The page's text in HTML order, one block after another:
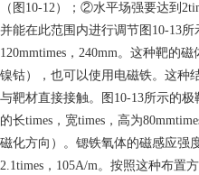
（图10-12）；②水平场强要达到
并能在此范围内进行调节图10-13
120mmtimes，240mm。这种靶的
镍钴），也可以使用电磁铁。这种
与靶材直接接触。图10-13所示的
的长times，宽times，高为
磁化方向）。锶铁氧体的磁感应强
2.1times，105A/m。按照这种布置